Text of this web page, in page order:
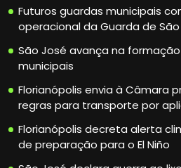
Futuros guardas municipais
operacional da Guarda de
São José avança na
municipais
Florianópolis envia à Câmara
regras para transporte por
Florianópolis decreta alerta
de preparação para o El Niño